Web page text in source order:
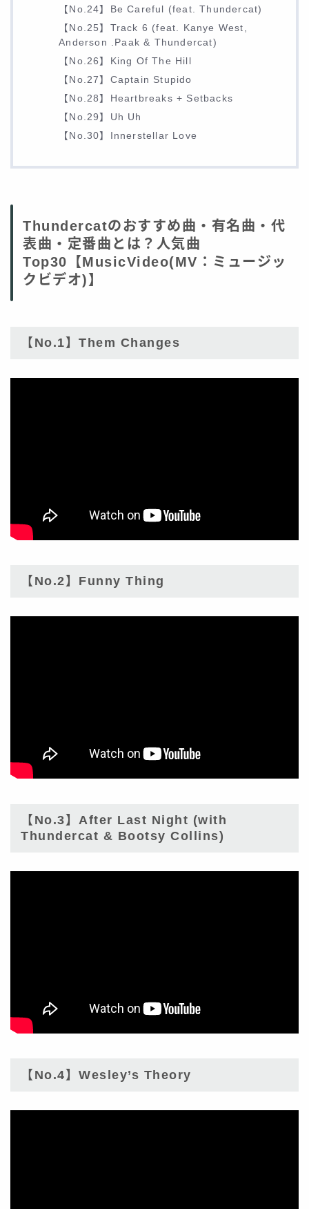
【No.24】Be Careful (feat. Thundercat)
【No.25】Track 6 (feat. Kanye West,
Anderson .Paak & Thundercat)
【No.26】King Of The Hill
【No.27】Captain Stupido
【No.28】Heartbreaks + Setbacks
【No.29】Uh Uh
【No.30】Innerstellar Love
Thundercatのおすすめ曲・有名曲・代
表曲・定番曲とは？人気曲
Top30【MusicVideo(MV：ミュージッ
クビデオ)】
【No.1】Them Changes
【No.2】Funny Thing
【No.3】After Last Night (with
Thundercat & Bootsy Collins)
【No.4】Wesley’s Theory